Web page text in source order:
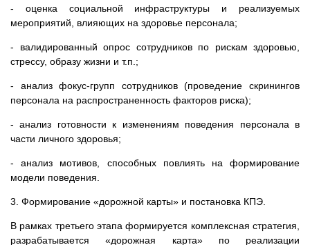
- оценка социальной инфраструктуры и реализуемых
мероприятий, влияющих на здоровье персонала;
- валидированный опрос сотрудников по рискам здоровью,
стрессу, образу жизни и т.п.;
- анализ фокус-групп сотрудников (проведение скринингов
персонала на распространенность факторов риска);
- анализ готовности к изменениям поведения персонала в
части личного здоровья;
- анализ мотивов, способных повлиять на формирование
модели поведения.
3. Формирование «дорожной карты» и постановка КПЭ.
В рамках третьего этапа формируется комплексная стратегия,
разрабатывается «дорожная карта» по реализации